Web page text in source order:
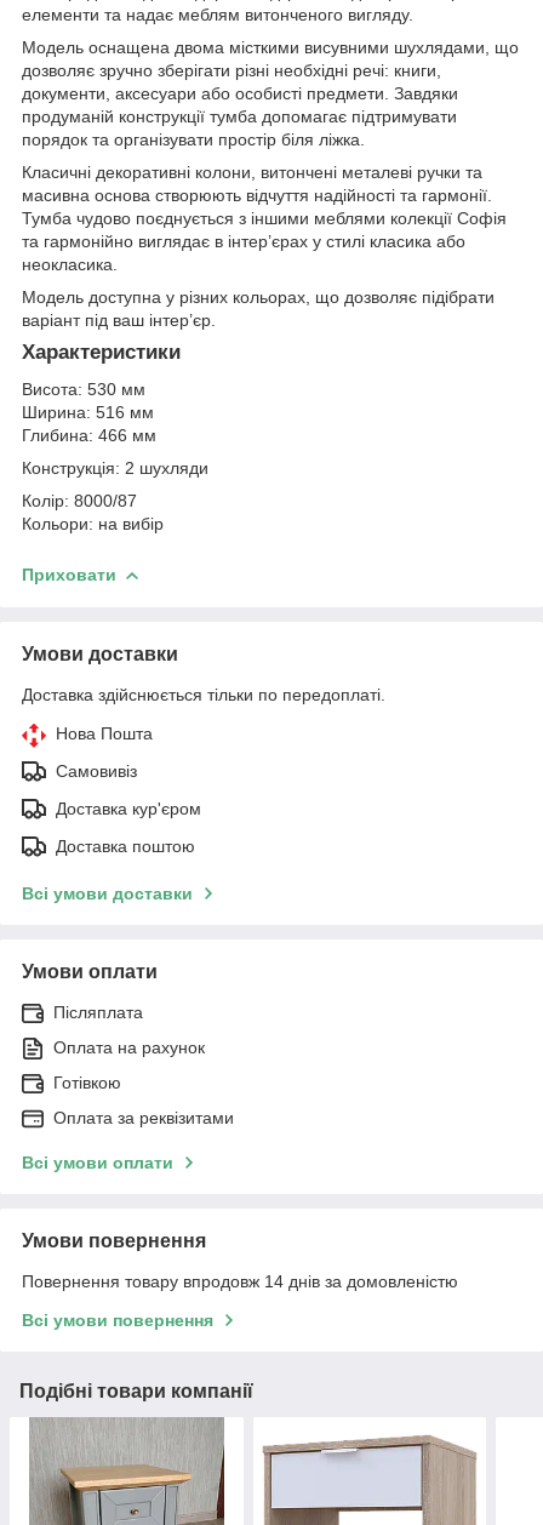
елементи та надає меблям витонченого вигляду.
Модель оснащена двома місткими висувними шухлядами, що
дозволяє зручно зберігати різні необхідні речі: книги,
документи, аксесуари або особисті предмети. Завдяки
продуманій конструкції тумба допомагає підтримувати
порядок та організувати простір біля ліжка.
Класичні декоративні колони, витончені металеві ручки та
масивна основа створюють відчуття надійності та гармонії.
Тумба чудово поєднується з іншими меблями колекції Софія
та гармонійно виглядає в інтер’єрах у стилі класика або
неокласика.
Модель доступна у різних кольорах, що дозволяє підібрати
варіант під ваш інтер’єр.
Характеристики
Висота: 530 мм
Ширина: 516 мм
Глибина: 466 мм
Конструкція: 2 шухляди
Колір: 8000/87
Кольори: на вибір
Приховати
Умови доставки
Доставка здійснюється тільки по передоплаті.
Нова Пошта
Самовивіз
Доставка кур'єром
Доставка поштою
Всі умови доставки
Умови оплати
Післяплата
Оплата на рахунок
Готівкою
Оплата за реквізитами
Всі умови оплати
Умови повернення
Повернення товару впродовж 14 днів за домовленістю
Всі умови повернення
Подібні товари компанії